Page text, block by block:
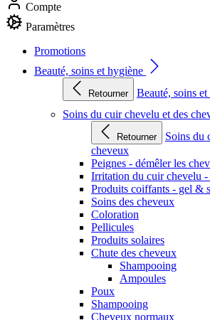
Compte
Paramètres
Promotions
Beauté, soins et hygiène
Retourner
Beauté, soins
Soins du cuir chevelu et des
Retourner
Soins du
cheveux
Peignes - démêler les
Irritation du cuir chevelu -
Produits coiffants - gel &
Soins des cheveux
Coloration
Pellicules
Produits solaires
Chute des cheveux
Shampooing
Ampoules
Poux
Shampooing
Cheveux normaux